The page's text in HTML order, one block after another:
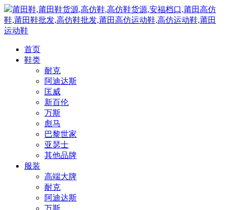
莆田鞋,莆田鞋货源,高仿鞋,高仿鞋货源,安福档口,莆田高仿
鞋,莆田鞋批发,高仿鞋批发,莆田高仿运动鞋,高仿运动鞋,莆田
运动鞋
首页
鞋类
耐克
阿迪达斯
匡威
新百伦
万斯
彪马
巴黎世家
亚瑟士
其他品牌
服装
高端大牌
耐克
阿迪达斯
万斯